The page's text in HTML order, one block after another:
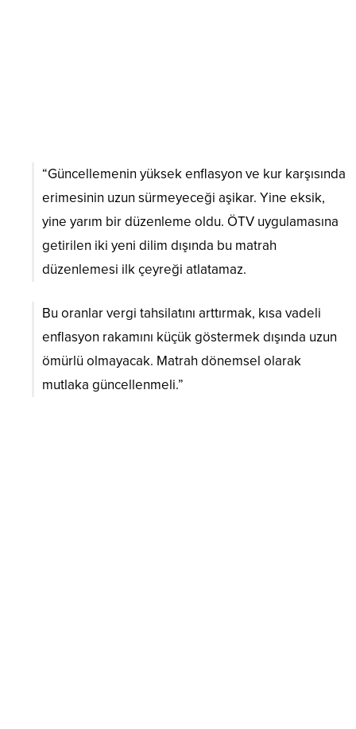
“Güncellemenin yüksek enflasyon ve kur karşısında
erimesinin uzun sürmeyeceği aşikar. Yine eksik,
yine yarım bir düzenleme oldu. ÖTV uygulamasına
getirilen iki yeni dilim dışında bu matrah
düzenlemesi ilk çeyreği atlatamaz.
Bu oranlar vergi tahsilatını arttırmak, kısa vadeli
enflasyon rakamını küçük göstermek dışında uzun
ömürlü olmayacak. Matrah dönemsel olarak
mutlaka güncellenmeli.”